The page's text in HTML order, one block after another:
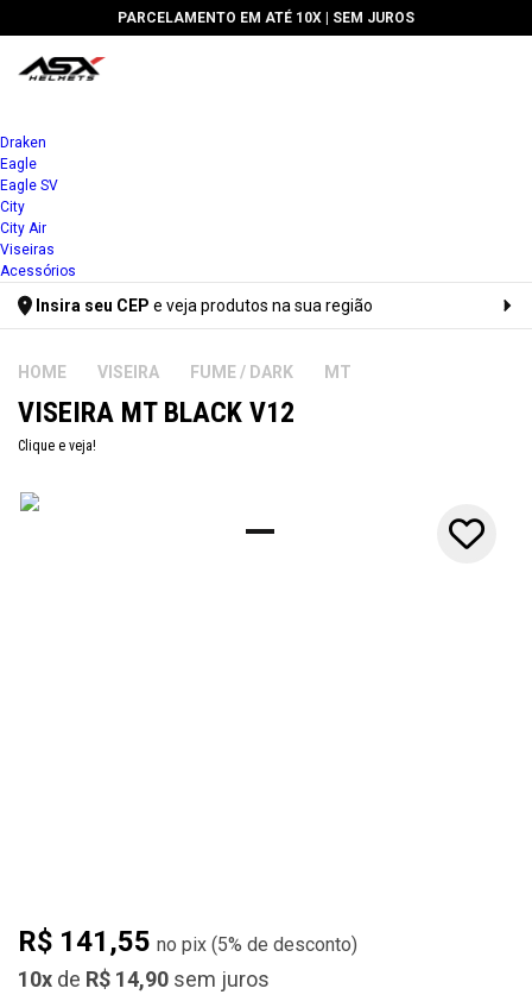
PARCELAMENTO EM ATÉ 10X | SEM JUROS
Draken
Eagle
Eagle SV
City
City Air
Viseiras
Acessórios
Insira seu CEP e veja produtos na sua região
VISEIRA FUME / DARK MT
VISEIRA MT BLACK V12
Clique e veja!
10x de R$ 14,90 sem juros
R$ 141,55 (5% de desconto)
2x
3x
4x
5x
6x
7x
8x
9x